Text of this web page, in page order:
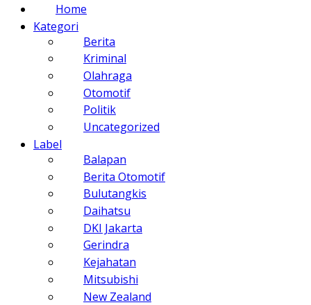
Home
Kategori
Berita
Kriminal
Olahraga
Otomotif
Politik
Uncategorized
Label
Balapan
Berita Otomotif
Bulutangkis
Daihatsu
DKI Jakarta
Gerindra
Kejahatan
Mitsubishi
New Zealand